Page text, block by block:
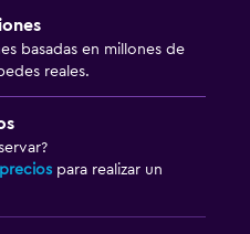
basadas en millones de
reales.
para realizar un